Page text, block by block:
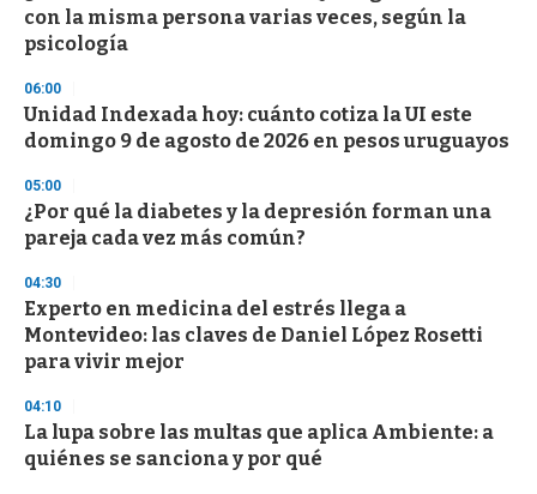
o
f
3
s
e
c
o
d
con la misma persona varias veces, según la
psicología
06:00
Unidad Indexada hoy: cuánto cotiza la UI este
domingo 9 de agosto de 2026 en pesos uruguayos
05:00
¿Por qué la diabetes y la depresión forman una
pareja cada vez más común?
04:30
Experto en medicina del estrés llega a
Montevideo: las claves de Daniel López Rosetti
para vivir mejor
04:10
La lupa sobre las multas que aplica Ambiente: a
quiénes se sanciona y por qué